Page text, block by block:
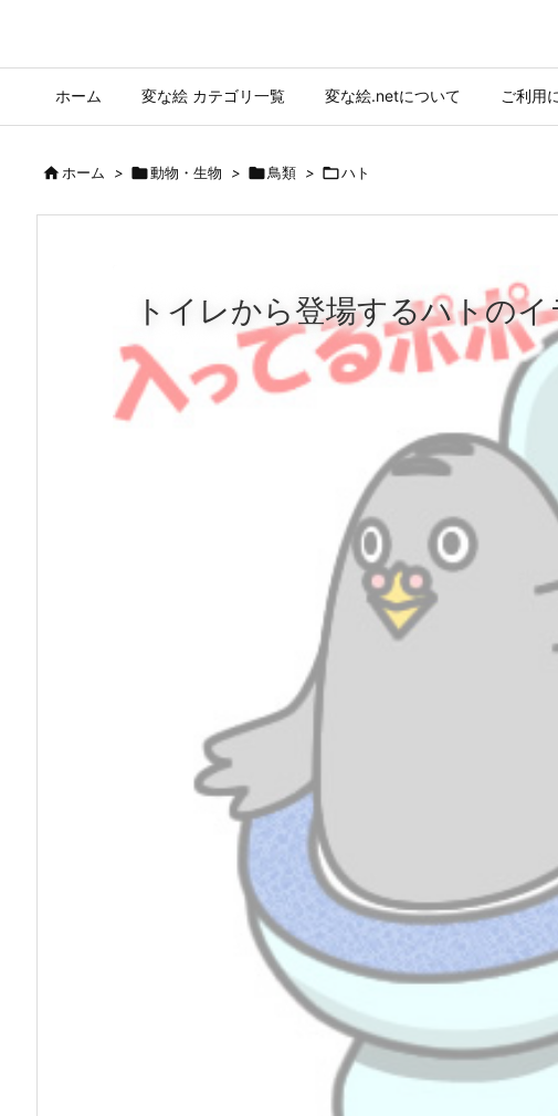
ホーム 変な絵 カテゴリ一覧 変な絵.netについて ご利用
ホーム > 動物・生物 > 鳥類 > ハト
トイレから登場するハトの